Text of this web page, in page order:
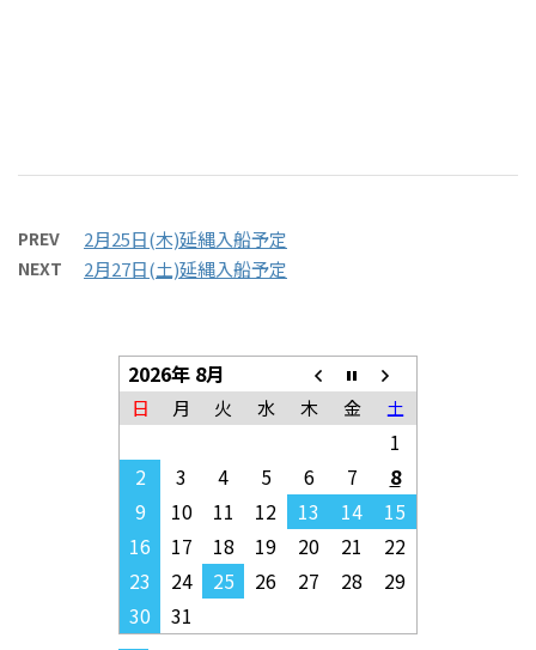
PREV 2月25日(木)延縄入船予定
NEXT 2月27日(土)延縄入船予定
2026年 8月
日 月 火 水 木 金 土
1
2
3 4 5 6 7
8
9
10 11 12 13 14
15
16
17 18 19 20 21
22
23
24 25 26 27 28
29
30
31